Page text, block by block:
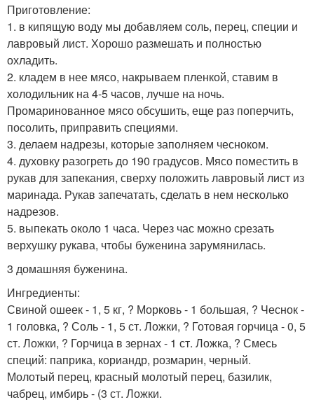
Приготовление:
1. в кипящую воду мы добавляем соль, перец, специи и
лавровый лист. Хорошо размешать и полностью
охладить.
2. кладем в нее мясо, накрываем пленкой, ставим в
холодильник на 4-5 часов, лучше на ночь.
Промаринованное мясо обсушить, еще раз поперчить,
посолить, приправить специями.
3. делаем надрезы, которые заполняем чесноком.
4. духовку разогреть до 190 градусов. Мясо поместить в
рукав для запекания, сверху положить лавровый лист из
маринада. Рукав запечатать, сделать в нем несколько
надрезов.
5. выпекать около 1 часа. Через час можно срезать
верхушку рукава, чтобы буженина зарумянилась.
3 домашняя буженина.
Ингредиенты:
Свиной ошеек - 1, 5 кг, ? Морковь - 1 большая, ? Чеснок -
1 головка, ? Соль - 1, 5 ст. Ложки, ? Готовая горчица - 0, 5
ст. Ложки, ? Горчица в зернах - 1 ст. Ложка, ? Смесь
специй: паприка, кориандр, розмарин, черный.
Молотый перец, красный молотый перец, базилик,
чабрец, имбирь - (3 ст. Ложки.